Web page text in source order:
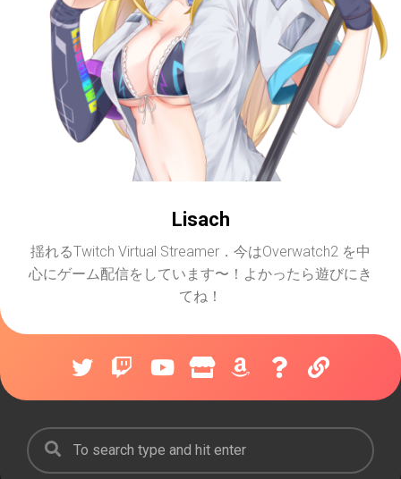
Lisach
揺れるTwitch Virtual Streamer．今はOverwatch2 を中
心にゲーム配信をしています〜！よかったら遊びにき
てね！